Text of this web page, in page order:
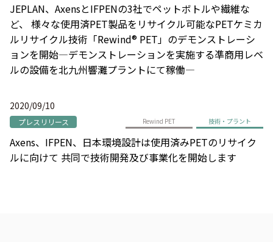
JEPLAN、AxensとIFPENの3社でペットボトルや繊維な
ど、 様々な使用済PET製品をリサイクル可能なPETケミカ
ルリサイクル技術「Rewind® PET」のデモンストレーシ
ョンを開始―デモンストレーションを実施する凖商用レベ
ルの設備を北九州響灘プラントにて稼働―
2020/09/10
プレスリリース Rewind PET 技術・プラント
Axens、IFPEN、日本環境設計は使用済みPETのリサイク
ルに向けて 共同で技術開発及び事業化を開始します